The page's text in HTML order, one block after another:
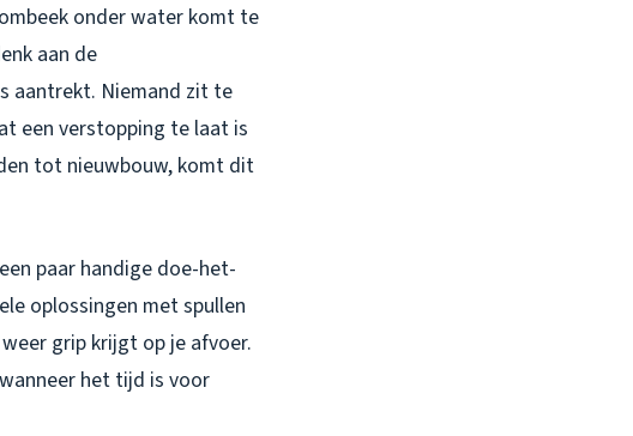
onder water komt te
aan de
aantrekt. Niemand zit te
een verstopping te laat is
tot nieuwbouw, komt dit
paar handige doe-het-
oplossingen met spullen
grip krijgt op je afvoer.
het tijd is voor